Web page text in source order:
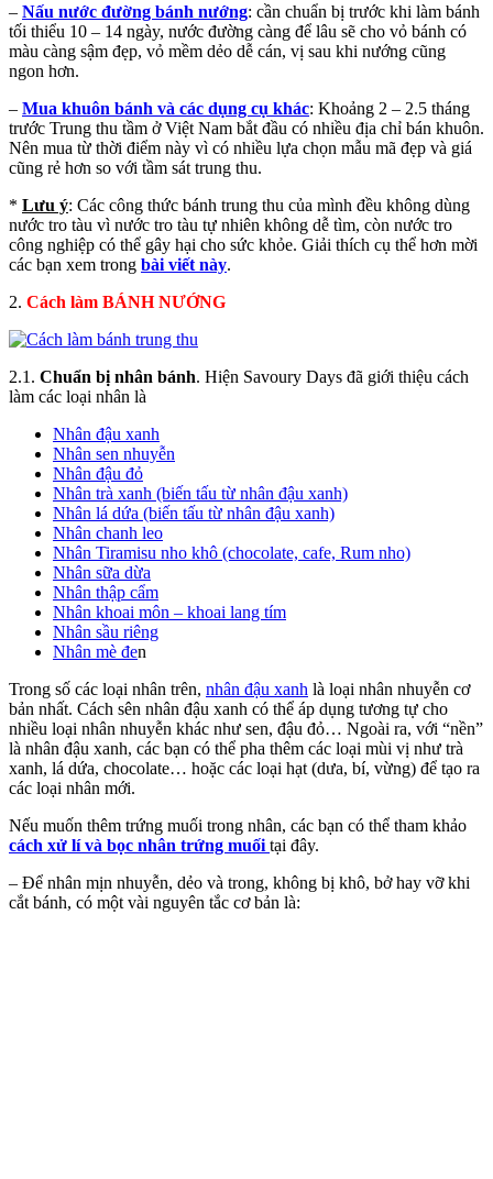
– Nấu nước đường bánh nướng: cần chuẩn bị trước khi làm bánh
tối thiểu 10 – 14 ngày, nước đường càng để lâu sẽ cho vỏ bánh có
màu càng sậm đẹp, vỏ mềm dẻo dễ cán, vị sau khi nướng cũng
ngon hơn.
– Mua khuôn bánh và các dụng cụ khác: Khoảng 2 – 2.5 tháng
trước Trung thu tầm ở Việt Nam bắt đầu có nhiều địa chỉ bán khuôn.
Nên mua từ thời điểm này vì có nhiều lựa chọn mẫu mã đẹp và giá
cũng rẻ hơn so với tầm sát trung thu.
* Lưu ý: Các công thức bánh trung thu của mình đều không dùng
nước tro tàu vì nước tro tàu tự nhiên không dễ tìm, còn nước tro
công nghiệp có thể gây hại cho sức khỏe. Giải thích cụ thể hơn mời
các bạn xem trong bài viết này.
2. Cách làm BÁNH NƯỚNG
2.1. Chuẩn bị nhân bánh. Hiện Savoury Days đã giới thiệu cách
làm các loại nhân là
Nhân đậu xanh
Nhân sen nhuyễn
Nhân đậu đỏ
Nhân trà xanh (biến tấu từ nhân đậu xanh)
Nhân lá dứa (biến tấu từ nhân đậu xanh)
Nhân chanh leo
Nhân Tiramisu nho khô (chocolate, cafe, Rum nho)
Nhân sữa dừa
Nhân thập cẩm
Nhân khoai môn – khoai lang tím
Nhân sầu riêng
Nhân mè đen
Trong số các loại nhân trên, nhân đậu xanh là loại nhân nhuyễn cơ
bản nhất. Cách sên nhân đậu xanh có thể áp dụng tương tự cho
nhiều loại nhân nhuyễn khác như sen, đậu đỏ… Ngoài ra, với “nền”
là nhân đậu xanh, các bạn có thể pha thêm các loại mùi vị như trà
xanh, lá dứa, chocolate… hoặc các loại hạt (dưa, bí, vừng) để tạo ra
các loại nhân mới.
Nếu muốn thêm trứng muối trong nhân, các bạn có thể tham khảo
cách xử lí và bọc nhân trứng muối tại đây.
– Để nhân mịn nhuyễn, dẻo và trong, không bị khô, bở hay vỡ khi
cắt bánh, có một vài nguyên tắc cơ bản là: